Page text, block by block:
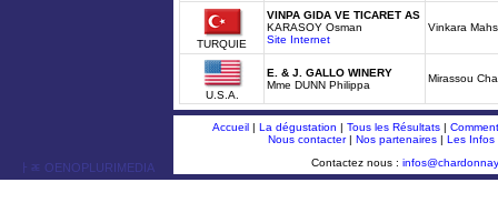
TURQUIE
VINPA GIDA VE TICARET AS
KARASOY Osman
Site Internet
Vinkara
U.S.A.
E. & J. GALLO WINERY
Mme DUNN Philippa
Mirassou
ￂﾮ OENOPLURIMEDIA
Accueil| La dégustation | Tous les Résultats|
Nous contacter| Nos partenaires| Les Infos
Contactez nous :